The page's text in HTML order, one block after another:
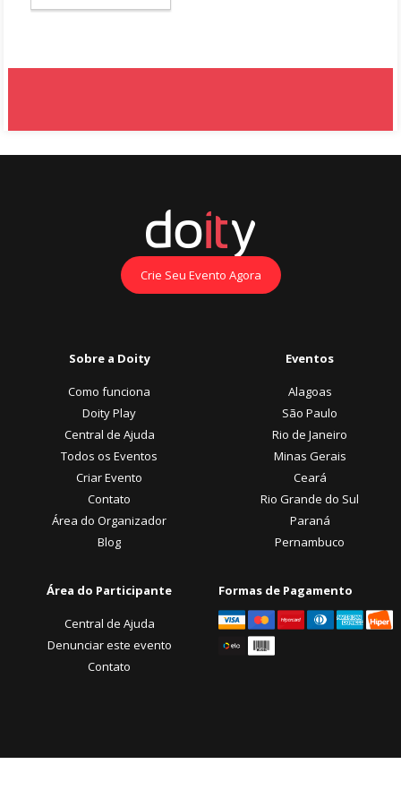
Crie Seu Evento Agora
Sobre a Doity
Como funciona
Doity Play
Central de Ajuda
Todos os Eventos
Criar Evento
Contato
Área do Organizador
Blog
Eventos
Alagoas
São Paulo
Rio de Janeiro
Minas Gerais
Ceará
Rio Grande do Sul
Paraná
Pernambuco
Área do Participante
Central de Ajuda
Denunciar este evento
Contato
Formas de Pagamento